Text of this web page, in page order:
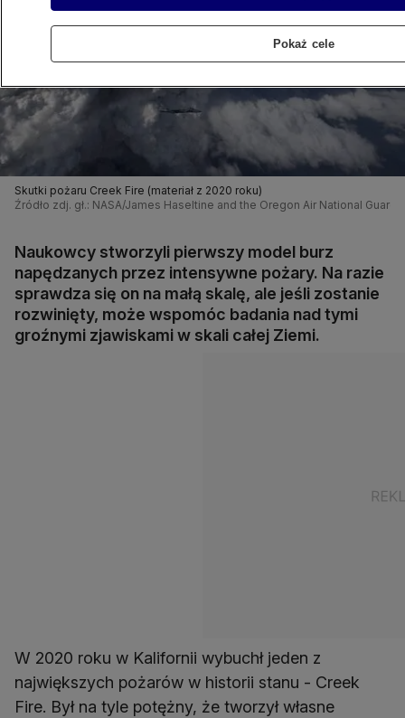
Skutki pożaru Creek Fire (materiał z 2020 roku)
Źródło zdj. gł.: NASA/James Haseltine and the Oregon Air National
Naukowcy stworzyli pierwszy model burz
napędzanych przez intensywne pożary. Na razie
sprawdza się on na małą skalę, ale jeśli zostanie
rozwinięty, może wspomóc badania nad tymi
groźnymi zjawiskami w skali całej Ziemi.
W 2020 roku w Kalifornii wybuchł jeden z
największych pożarów w historii stanu - Creek
Fire. Był na tyle potężny, że tworzył własne
Pokaż cele